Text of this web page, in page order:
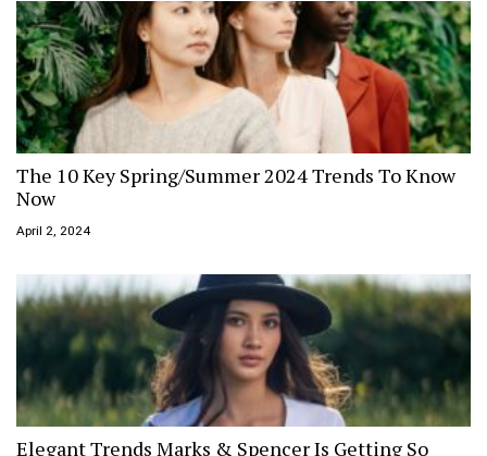
The 10 Key Spring/Summer 2024 Trends To Know
Now
April 2, 2024
Elegant Trends Marks & Spencer Is Getting So